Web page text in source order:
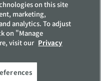
アポリシー
プ
Reserved.
on this site
marketing,
analytics. To adjust
on "Manage
visit our Privacy